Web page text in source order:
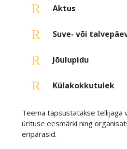
R Aktus
R Suve- või
R Jõulupidu
R Külakokkutulek
Teema täpsustatakse tellijaga
ürituse eesmärki ning
eripärasid.